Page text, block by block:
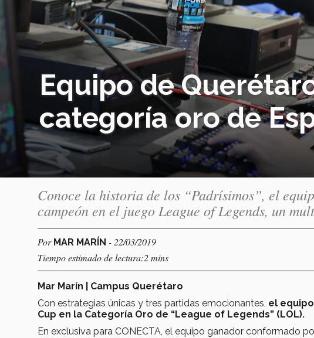
Equipo de
categoría oro de
Conoce la historia de los “Padrísimos”, el
campeón en el juego League of Legends, un
Por MAR MARÍN - 22/03/2019
Tiempo estimado de lectura:2 mins
Mar Marín | Campus Querétaro
Con estrategias únicas y tres partidas emocionantes, el
Cup en la Categoría Oro de “League of Legends” (LOL).
En exclusiva para CONECTA, el equipo ganador conformado